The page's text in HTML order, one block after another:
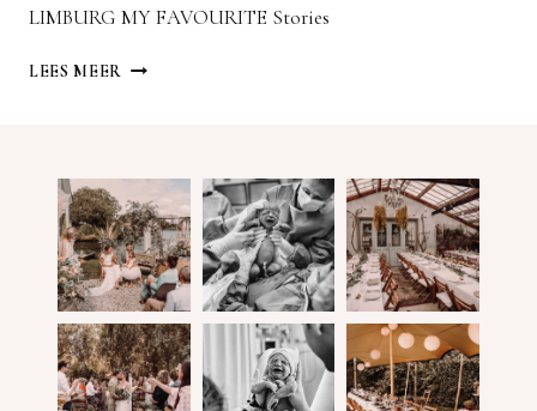
LIMBURG MY FAVOURITE Stories
LEES MEER BEDRIJFSFOTOGRAFIE